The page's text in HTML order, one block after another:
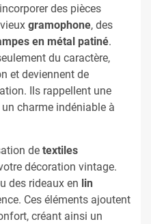
des pièces
gramophone, des
en métal patiné.
du caractère,
et deviennent de
Ils rappellent une
charme indéniable à
de textiles
décoration vintage.
des rideaux en lin
Ces éléments ajoutent
créant ainsi un